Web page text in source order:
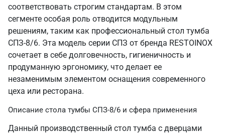
соответствовать строгим стандартам. В этом
сегменте особая роль отводится модульным
решениям, таким как профессиональный стол тумба
СПЗ-8/6. Эта модель серии СПЗ от бренда RESTOINOX
сочетает в себе долговечность, гигиеничность и
продуманную эргономику, что делает ее
незаменимым элементом оснащения современного
цеха или ресторана.
Описание стола тумбы СПЗ-8/6 и сфера применения
Данный производственный стол тумба с дверцами